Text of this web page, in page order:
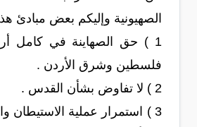
الصهيونية وإليكم بعض مبادئ
1 ) حق الصهاينة في كامل
فلسطين وشرق الأردن .
2 ) لا تفاوض بشأن القدس .
3 ) استمرار عملية الاستيطان